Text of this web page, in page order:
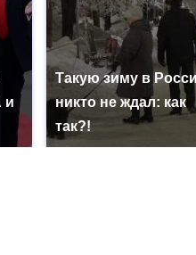
и
Такую зиму в
никто не ждал: как
так?!